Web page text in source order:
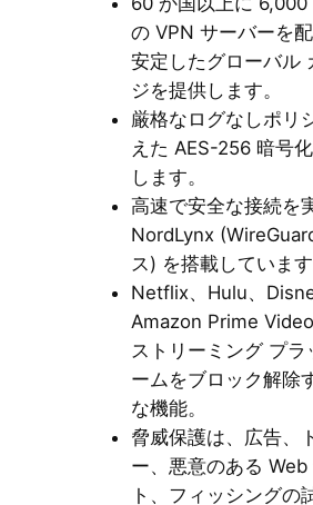
の VPN サーバーを配
安定したグローバル
ジを提供します。
厳格なログなしポリ
えた AES-256 暗号
します。
高速で安全な接続を
NordLynx
ス) を搭載しています
Netflix、Hulu、
Amazon Prime
ストリーミング プラ
ームをブロック解除
な機能。
脅威保護は、広告、
ー、悪意のある Web
ト、フィッシングの